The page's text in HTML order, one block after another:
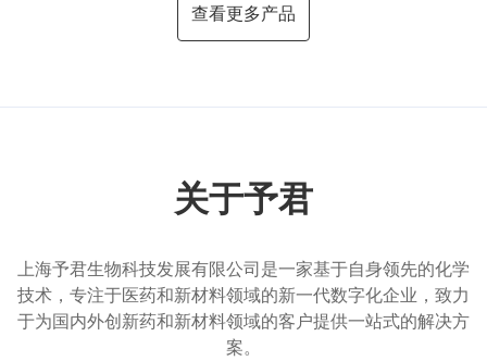
查看更多产品
关于予君
上海予君生物科技发展有限公司是一家基于自身领先的化学
技术，专注于医药和新材料领域的新一代数字化企业，致力
于为国内外创新药和新材料领域的客户提供一站式的解决方
案。